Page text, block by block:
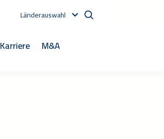
Länderauswahl
Karriere M&A